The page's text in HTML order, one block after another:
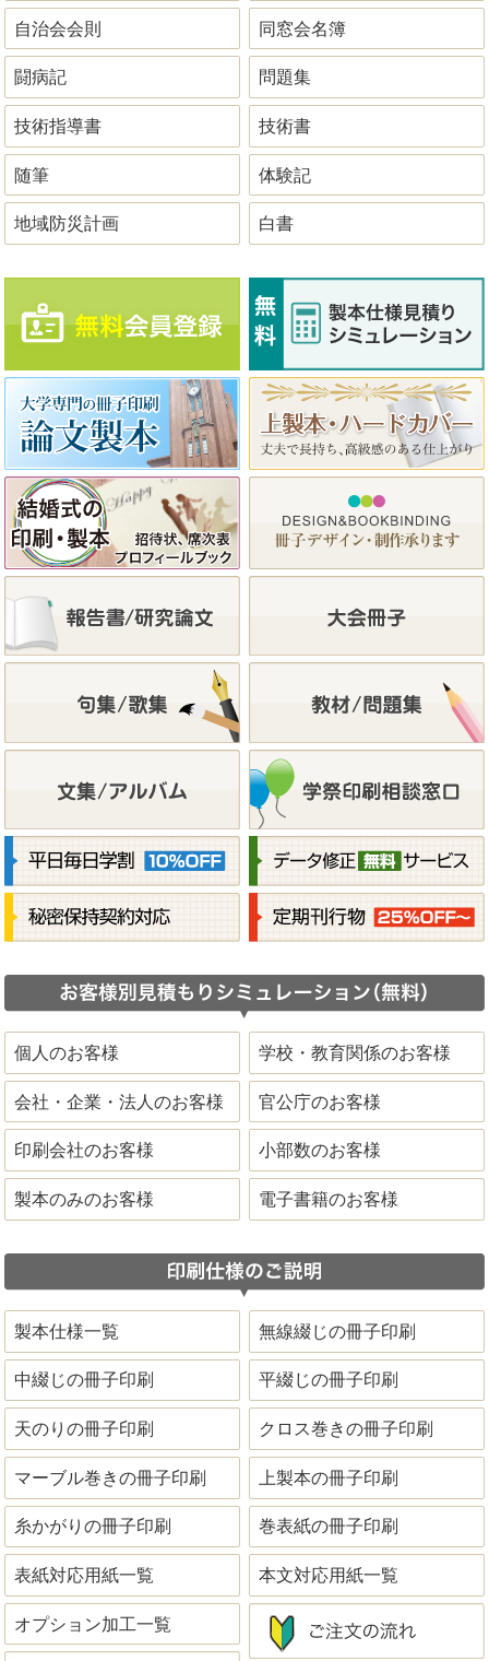
自治会会則 同窓会名簿
闘病記 問題集
技術指導書 技術書
随筆 体験記
地域防災計画 白書
個人のお客様 学校・教育関係のお客様
会社・企業・法人のお客様 官公庁のお客様
印刷会社のお客様 小部数のお客様
製本のみのお客様 電子書籍のお客様
製本仕様一覧 無線綴じの冊子印刷
中綴じの冊子印刷 平綴じの冊子印刷
天のりの冊子印刷 クロス巻きの冊子印刷
マーブル巻きの冊子印刷 上製本の冊子印刷
糸かがりの冊子印刷 巻表紙の冊子印刷
表紙対応用紙一覧 本文対応用紙一覧
オプション加工一覧